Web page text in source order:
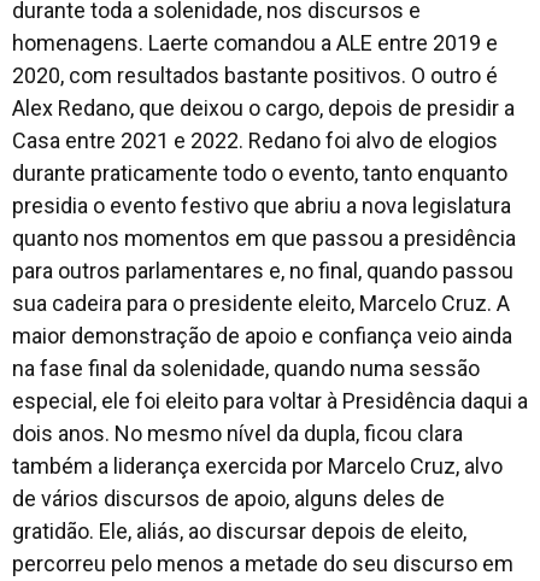
durante toda a solenidade, nos discursos e
homenagens. Laerte comandou a ALE entre 2019 e
2020, com resultados bastante positivos. O outro é
Alex Redano, que deixou o cargo, depois de presidir a
Casa entre 2021 e 2022. Redano foi alvo de elogios
durante praticamente todo o evento, tanto enquanto
presidia o evento festivo que abriu a nova legislatura
quanto nos momentos em que passou a presidência
para outros parlamentares e, no final, quando passou
sua cadeira para o presidente eleito, Marcelo Cruz. A
maior demonstração de apoio e confiança veio ainda
na fase final da solenidade, quando numa sessão
especial, ele foi eleito para voltar à Presidência daqui a
dois anos. No mesmo nível da dupla, ficou clara
também a liderança exercida por Marcelo Cruz, alvo
de vários discursos de apoio, alguns deles de
gratidão. Ele, aliás, ao discursar depois de eleito,
percorreu pelo menos a metade do seu discurso em